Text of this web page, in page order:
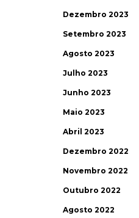
Dezembro 2023
Setembro 2023
Agosto 2023
Julho 2023
Junho 2023
Maio 2023
Abril 2023
Dezembro 2022
Novembro 2022
Outubro 2022
Agosto 2022